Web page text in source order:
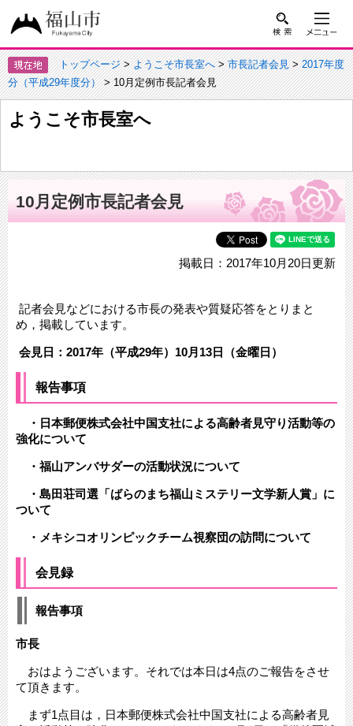
トップページ>ようこそ市長室へ>市長記者会見>2017年度
分（平成29年度分）> 10月定例市長記者会見
ようこそ市長室へ
10月定例市長記者会見
掲載日：2017年10月20日更新
記者会見などにおける市長の発表や質疑応答をとりまと
め，掲載しています。
会見日：2017年（平成29年）10月13日（金曜日）
報告事項
・日本郵便株式会社中国支社による高齢者見守り活動等の
強化について
・福山アンバサダーの活動状況について
・島田荘司選「ばらのまち福山ミステリー文学新人賞」に
ついて
・メキシコオリンピックチーム視察団の訪問について
会見録
報告事項
市長
おはようございます。それでは本日は4点のご報告をさせ
て頂きます。
まず1点目は，日本郵便株式会社中国支社による高齢者見